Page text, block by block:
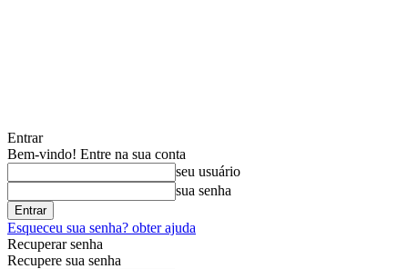
Entrar
Bem-vindo! Entre na sua conta
seu usuário
sua senha
Esqueceu sua senha? obter ajuda
Recuperar senha
Recupere sua senha